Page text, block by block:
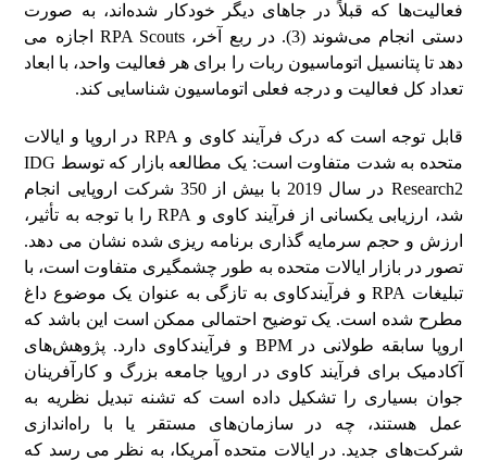
فعالیت‌ها که قبلاً در جاهای دیگر خودکار شده‌اند، به صورت
دستی انجام می‌شوند (3). در ربع آخر، RPA Scouts اجازه می
دهد تا پتانسیل اتوماسیون ربات را برای هر فعالیت واحد، با ابعاد
تعداد کل فعالیت و درجه فعلی اتوماسیون شناسایی کند.
قابل توجه است که درک فرآیند کاوی و RPA در اروپا و ایالات
متحده به شدت متفاوت است: یک مطالعه بازار که توسط IDG
Research2 در سال 2019 با بیش از 350 شرکت اروپایی انجام
شد، ارزیابی یکسانی از فرآیند کاوی و RPA را با توجه به تأثیر،
ارزش و حجم سرمایه گذاری برنامه ریزی شده نشان می دهد.
تصور در بازار ایالات متحده به طور چشمگیری متفاوت است، با
تبلیغات RPA و فرآیندکاوی به تازگی به عنوان یک موضوع داغ
مطرح شده است. یک توضیح احتمالی ممکن است این باشد که
اروپا سابقه طولانی در BPM و فرآیند‌کاوی دارد. پژوهش‌های
آکادمیک برای فرآیند کاوی در اروپا جامعه بزرگ و کارآفرینان
جوان بسیاری را تشکیل داده است که تشنه تبدیل نظریه به
عمل هستند، چه در سازمان‌های مستقر یا با راه‌اندازی
شرکت‌های جدید. در ایالات متحده آمریکا، به نظر می رسد که